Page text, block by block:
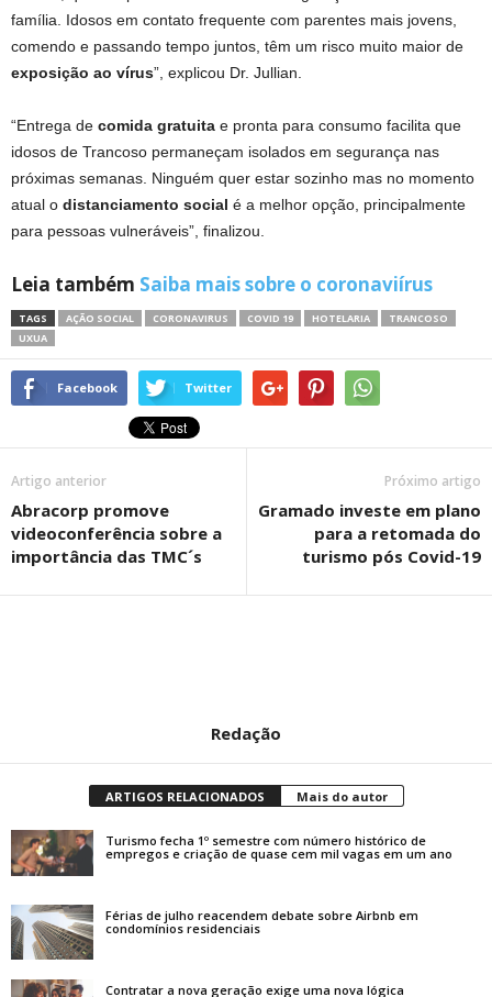
família. Idosos em contato frequente com parentes mais jovens,
comendo e passando tempo juntos, têm um risco muito maior de
exposição ao vírus”, explicou Dr. Jullian.
“Entrega de comida gratuita e pronta para consumo facilita que
idosos de Trancoso permaneçam isolados em segurança nas
próximas semanas. Ninguém quer estar sozinho mas no momento
atual o distanciamento social é a melhor opção, principalmente
para pessoas vulneráveis”, finalizou.
Leia também Saiba mais sobre o coronaviírus
TAGS AÇÃO SOCIAL CORONAVIRUS COVID 19 HOTELARIA
TRANCOSO
UXUA
Facebook Twitter
Artigo anterior
Abracorp promove
videoconferência sobre a
importância das TMC´s
Próximo artigo
Gramado investe em plano
para a retomada do
turismo pós Covid-19
Redação
ARTIGOS RELACIONADOS Mais do autor
Turismo fecha 1º semestre com número histórico de
empregos e criação de quase cem mil vagas em um ano
Férias de julho reacendem debate sobre Airbnb em
condomínios residenciais
Contratar a nova geração exige uma nova lógica